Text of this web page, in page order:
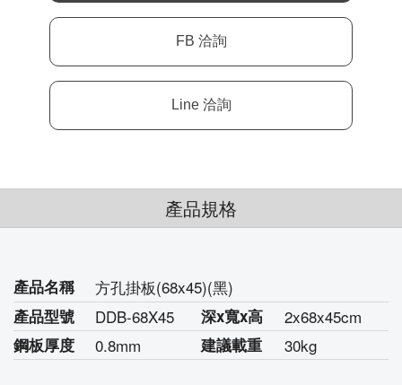
產品規格
產品名稱 方孔掛板(68x45)(黑)
產品型號 DDB-68X45 深x寬x高 2x68x45cm
鋼板厚度 0.8mm 建議載重 30kg